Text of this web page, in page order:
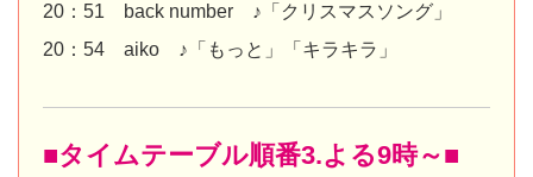
20：51 back number ♪「クリスマスソング」
20：54 aiko ♪「もっと」「キラキラ」
■タイムテーブル順番3.よる9時～■